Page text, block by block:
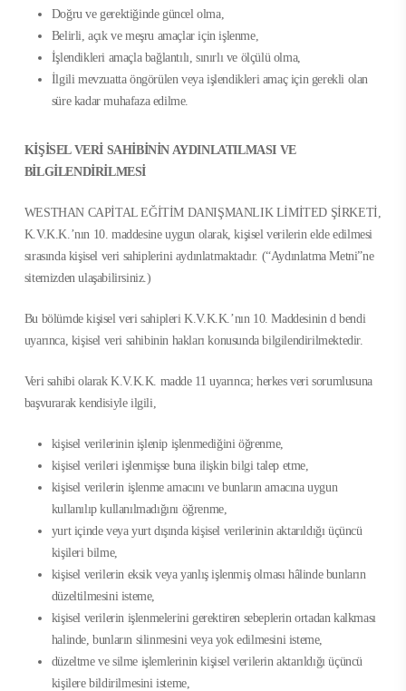
Doğru ve gerektiğinde güncel olma,
Belirli, açık ve meşru amaçlar için işlenme,
İşlendikleri amaçla bağlantılı, sınırlı ve ölçülü olma,
İlgili mevzuatta öngörülen veya işlendikleri amaç için gerekli olan
süre kadar muhafaza edilme.
KİŞİSEL VERİ SAHİBİNİN AYDINLATILMASI VE
BİLGİLENDİRİLMESİ
WESTHAN CAPİTAL EĞİTİM DANIŞMANLIK LİMİTED ŞİRKETİ,
K.V.K.K.’nın 10. maddesine uygun olarak, kişisel verilerin elde edilmesi
sırasında kişisel veri sahiplerini aydınlatmaktadır. (“Aydınlatma Metni”ne
sitemizden ulaşabilirsiniz.)
Bu bölümde kişisel veri sahipleri K.V.K.K.’nın 10. Maddesinin d bendi
uyarınca, kişisel veri sahibinin hakları konusunda bilgilendirilmektedir.
Veri sahibi olarak K.V.K.K. madde 11 uyarınca; herkes veri sorumlusuna
başvurarak kendisiyle ilgili,
kişisel verilerinin işlenip işlenmediğini öğrenme,
kişisel verileri işlenmişse buna ilişkin bilgi talep etme,
kişisel verilerin işlenme amacını ve bunların amacına uygun
kullanılıp kullanılmadığını öğrenme,
yurt içinde veya yurt dışında kişisel verilerinin aktarıldığı üçüncü
kişileri bilme,
kişisel verilerin eksik veya yanlış işlenmiş olması hâlinde bunların
düzeltilmesini isteme,
kişisel verilerin işlenmelerini gerektiren sebeplerin ortadan kalkması
halinde, bunların silinmesini veya yok edilmesini isteme,
düzeltme ve silme işlemlerinin kişisel verilerin aktarıldığı üçüncü
kişilere bildirilmesini isteme,